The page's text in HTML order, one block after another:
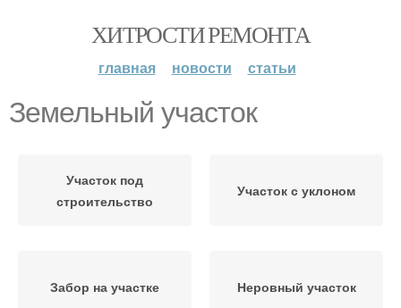
ХИТРОСТИ РЕМОНТА
главная новости статьи
Земельный участок
Участок под
строительство
Участок с уклоном
Забор на участке Неровный участок